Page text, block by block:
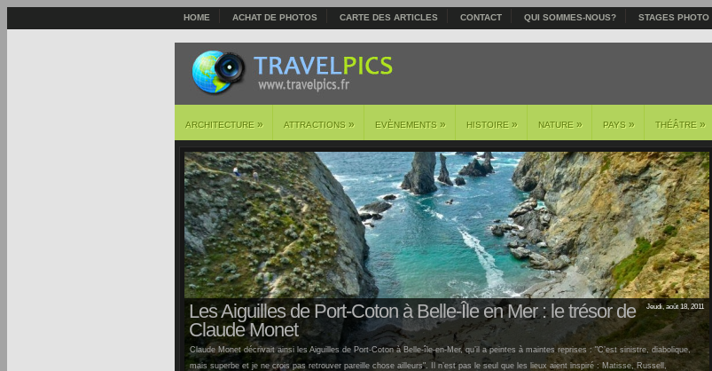
HOME ACHAT DE PHOTOS CARTE DES ARTICLES CONTACT QUI SOMMES-NOUS? STAGES PHOTO
ARCHITECTURE » ATTRACTIONS » EVÈNEMENTS » HISTOIRE » NATURE » PAYS » THÉÂTRE »
Jeudi, août 18, 2011
Les Aiguilles de Port-Coton à Belle-Île en Mer : le trésor de
Claude Monet
Claude Monet décrivait ainsi les Aiguilles de Port-Coton à Belle-île-en-Mer, qu’il a peintes à maintes reprises : "C’est sinistre, diabolique,
mais superbe et je ne crois pas retrouver pareille chose ailleurs". Il n’est pas le seul que les lieux aient inspiré : Matisse, Russell,